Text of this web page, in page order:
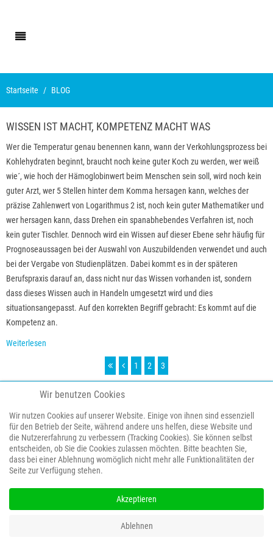
Startseite BLOG
WISSEN IST MACHT, KOMPETENZ MACHT WAS
Wer die Temperatur genau benennen kann, wann der Verkohlungsprozess bei
Kohlehydraten beginnt, braucht noch keine guter Koch zu werden, wer weiß
wie´, wie hoch der Hämoglobinwert beim Menschen sein soll, wird noch kein
guter Arzt, wer 5 Stellen hinter dem Komma hersagen kann, welches der
präzise Zahlenwert von Logarithmus 2 ist, noch kein guter Mathematiker und
wer hersagen kann, dass Drehen ein spanabhebendes Verfahren ist, noch
kein guter Tischler. Dennoch wird ein Wissen auf dieser Ebene sehr häufig für
Prognoseaussagen bei der Auswahl von Auszubildenden verwendet und auch
bei der Vergabe von Studienplätzen. Dabei kommt es in der späteren
Berufspraxis darauf an, dass nicht nur das Wissen vorhanden ist, sondern
dass dieses Wissen auch in Handeln umgesetzt wird und dies
situationsangepasst. Auf den korrekten Begriff gebracht: Es kommt auf die
Kompetenz an.
Weiterlesen
1 2 3
COPYRIGHT (C) 2020 HANDLUNGS-COACHING BY PROF. DR. LOTHAR SCHÄFFNER,
ALLE RECHTE VORBEHALTEN.
IMPRESSUM
DATENSCHUTZERKLAERUNG
Wir benutzen Cookies
Wir nutzen Cookies auf unserer Website. Einige von ihnen sind essenziell
für den Betrieb der Seite, während andere uns helfen, diese Website und
die Nutzererfahrung zu verbessern (Tracking Cookies). Sie können selbst
entscheiden, ob Sie die Cookies zulassen möchten. Bitte beachten Sie,
dass bei einer Ablehnung womöglich nicht mehr alle Funktionalitäten der
Seite zur Verfügung stehen.
Akzeptieren
Ablehnen